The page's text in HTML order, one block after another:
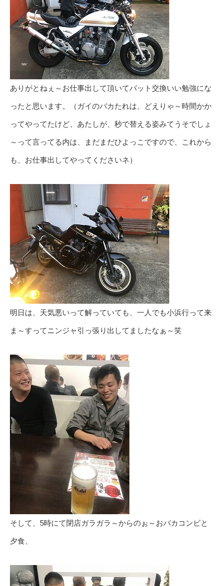
ありがとねぇ～お仕事出して頂いてパット交換いい勉強にな
ったと思います。（ガイのバカたれは、どえりゃ～時間かか
ってやってたけど、あたしが、秒で替える姿みてうそでしょ
～って言ってる内は、まだまだひよっこですので、これから
も、お仕事出してやってくださいネ）
明日は、天気悪いって解っていても、一人でも小浜行って来
ま～すってニンジャ引っ張り出してましたなぁ～笑
そして、5時にて閉店ガラガラ～からのぉ～おバカコンビと
夕食、